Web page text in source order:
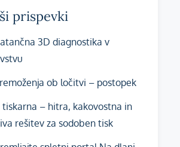
prispevki
3D diagnostika v
ob ločitvi – postopek
– hitra, kakovostna in
rešitev za sodoben tisk